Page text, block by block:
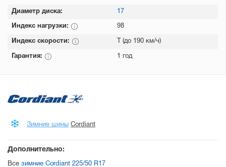
Диаметр диска: 17
Индекс нагрузки: 98
Индекс скорости: T (до 190 км/ч)
Гарантия: 1 год
Зимние шины Cordiant
Дополнительно:
Все зимние Cordiant 225/50 R17